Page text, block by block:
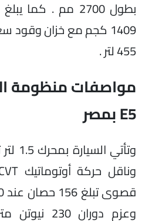
بطول 2700 مم .
455 لتر .
مواصفات منظومة
E5 بمصر